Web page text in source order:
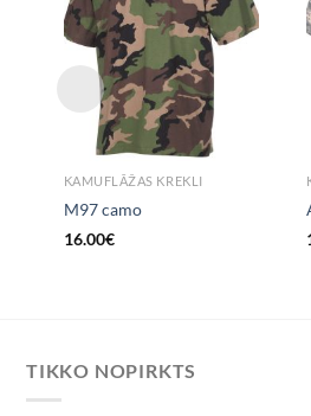
Add to
Wishlist
KAMUFLĀŽAS KREKLI
M97 camo
16.00€
TIKKO NOPIRKTS